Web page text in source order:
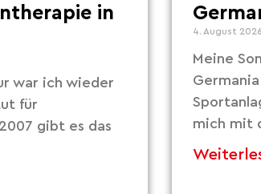
in
war ich wieder
für
gibt es das
4. August 2026
Meine
mich mit